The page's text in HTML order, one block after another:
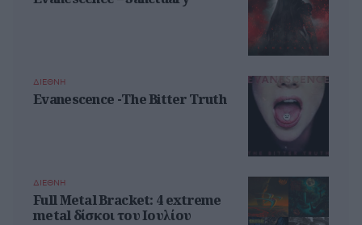
ΔΙΕΘΝΗ
Evanescence -The Bitter Truth
ΔΙΕΘΝΗ
Full Metal Bracket: 4 extreme
metal δίσκοι του Ιουλίου